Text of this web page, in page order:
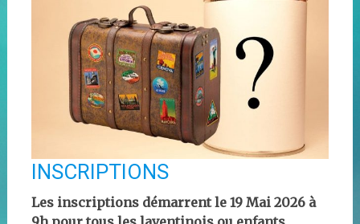
INSCRIPTIONS
Les inscriptions démarrent le 19 Mai 2026 à